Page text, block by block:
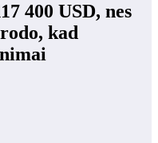
400 USD, nes
kad